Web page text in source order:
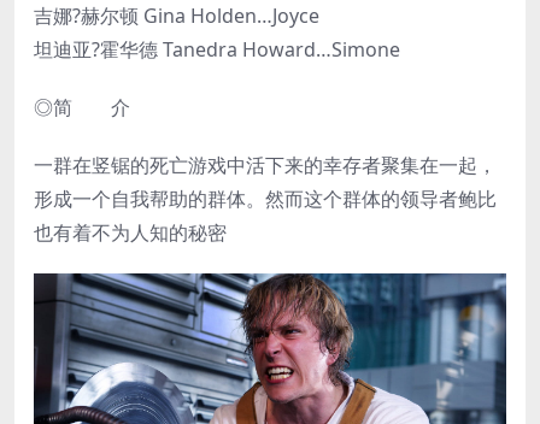
吉娜?赫尔顿 Gina Holden…Joyce
坦迪亚?霍华德 Tanedra Howard…Simone
◎简 介
一群在竖锯的死亡游戏中活下来的幸存者聚集在一起，
形成一个自我帮助的群体。然而这个群体的领导者鲍比
也有着不为人知的秘密